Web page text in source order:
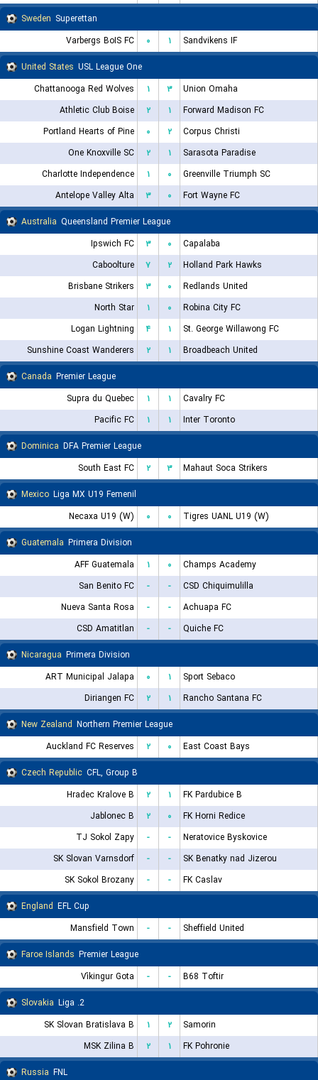
Sweden Superettan
Varbergs BoIS FC
۰ ۱
Sandvikens IF
United States USL League One
Chattanooga Red Wolves
۱ ۳
Union Omaha
Athletic Club Boise
۲ ۱
Forward Madison FC
Portland Hearts of Pine
۰ ۲
Corpus Christi
One Knoxville SC
۲ ۱
Sarasota Paradise
Charlotte Independence
۱ ۰
Greenville Triumph SC
Antelope Valley Alta
۳ ۰
Fort Wayne FC
Australia Queensland Premier League
Ipswich FC
۳ ۰
Capalaba
Caboolture
۷ ۲
Holland Park Hawks
Brisbane Strikers
۳ ۰
Redlands United
North Star
۱ ۰
Robina City FC
Logan Lightning
۴ ۱
St. George Willawong FC
Sunshine Coast Wanderers
۲ ۱
Broadbeach United
Canada Premier League
Supra du Quebec
۱ ۱
Cavalry FC
Pacific FC
۱ ۱
Inter Toronto
Dominica DFA Premier League
South East FC
۲ ۳
Mahaut Soca Strikers
Mexico Liga MX U19 Femenil
Necaxa U19 (W)
۰ ۰
Tigres UANL U19 (W)
Guatemala Primera Division
AFF Guatemala
۱ ۰
Champs Academy
San Benito FC
- -
CSD Chiquimulilla
Nueva Santa Rosa
- -
Achuapa FC
CSD Amatitlan
- -
Quiche FC
Nicaragua Primera Division
ART Municipal Jalapa
۰ ۱
Sport Sebaco
Diriangen FC
۲ ۱
Rancho Santana FC
New Zealand Northern Premier League
Auckland FC Reserves
۲ ۰
East Coast Bays
Czech Republic CFL, Group B
Hradec Kralove B
۲ ۱
FK Pardubice B
Jablonec B
۲ ۰
FK Horni Redice
TJ Sokol Zapy
- -
Neratovice Byskovice
SK Slovan Varnsdorf
- -
SK Benatky nad Jizerou
SK Sokol Brozany
- -
FK Caslav
England EFL Cup
Mansfield Town
- -
Sheffield United
Faroe Islands Premier League
Víkingur Gota
- -
B68 Toftir
Slovakia
2. Liga
SK Slovan Bratislava B
۱ ۲
Samorin
MSK Zilina B
۲ ۱
FK Pohronie
Russia FNL